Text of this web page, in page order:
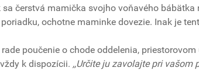
čerstvá mamička svojho voňavého
ochotne maminke dovezie. Inak je
poučenie o chode oddelenia,
k dispozícii. ,,Určite ju zavolajte pri vašom